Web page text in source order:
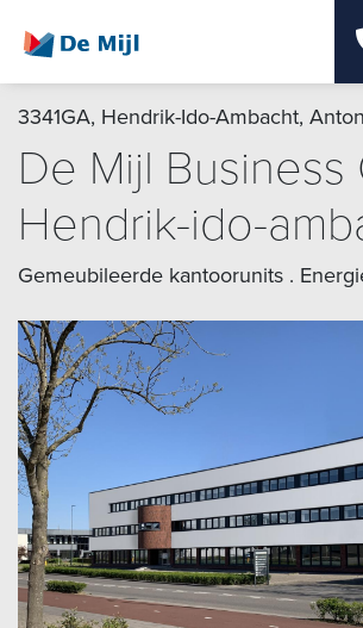
3341GA, Hendrik-Ido-Ambacht,
De Mijl Business
Hendrik-ido-
Gemeubileerde kantoorunits .